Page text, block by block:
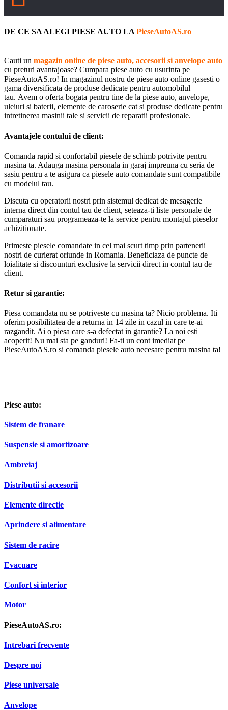
DE CE SA ALEGI PIESE AUTO LA PieseAutoAS.ro
Cauti un magazin online de piese auto, accesorii si anvelope auto
cu preturi avantajoase? Cumpara piese auto cu usurinta pe
PieseAutoAS.ro! In magazinul nostru de piese auto online gasesti o
gama diversificata de produse dedicate pentru automobilul
tau. Avem o oferta bogata pentru tine de la piese auto, anvelope,
uleiuri si baterii, elemente de caroserie cat si produse dedicate pentru
intretinerea masinii tale si servicii de reparatii profesionale.
Avantajele contului de client:
Comanda rapid si confortabil piesele de schimb potrivite pentru
masina ta. Adauga masina personala in garaj impreuna cu seria de
sasiu pentru a te asigura ca piesele auto comandate sunt compatibile
cu modelul tau.
Discuta cu operatorii nostri prin sistemul dedicat de mesagerie
interna direct din contul tau de client, seteaza-ti liste personale de
cumparaturi sau programeaza-te la service pentru montajul pieselor
achizitionate.
Primeste piesele comandate in cel mai scurt timp prin partenerii
nostri de curierat oriunde in Romania. Beneficiaza de puncte de
loialitate si discounturi exclusive la servicii direct in contul tau de
client.
Retur si garantie:
Piesa comandata nu se potriveste cu masina ta? Nicio problema. Iti
oferim posibilitatea de a returna in 14 zile in cazul in care te-ai
razgandit. Ai o piesa care s-a defectat in garantie? La noi esti
acoperit! Nu mai sta pe ganduri! Fa-ti un cont imediat pe
PieseAutoAS.ro si comanda piesele auto necesare pentru masina ta!
Piese auto:
Sistem de franare
Suspensie si amortizoare
Ambreiaj
Distributii si accesorii
Elemente directie
Aprindere si alimentare
Sistem de racire
Evacuare
Confort si interior
Motor
PieseAutoAS.ro:
Intrebari frecvente
Despre noi
Piese universale
Anvelope